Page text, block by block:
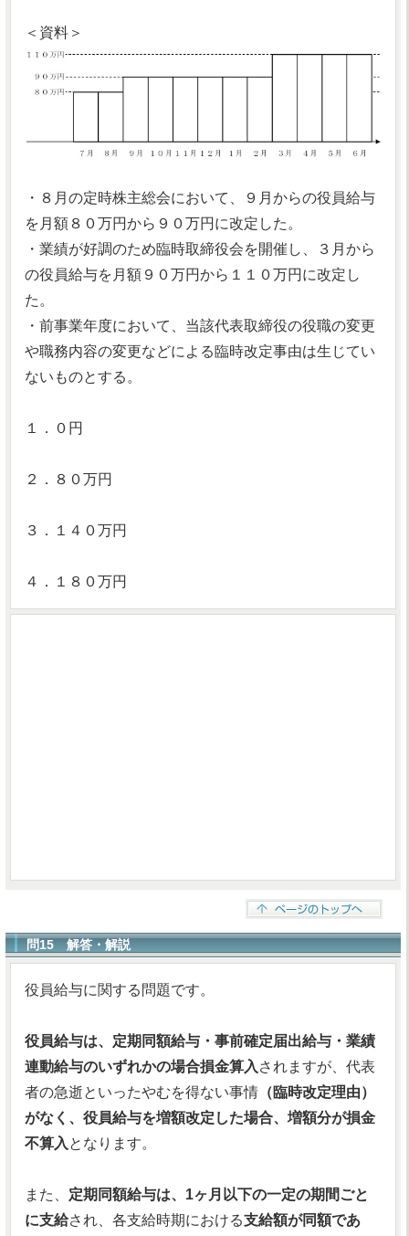
＜資料＞
・８月の定時株主総会において、９月からの役員給与
を月額８０万円から９０万円に改定した。
・業績が好調のため臨時取締役会を開催し、３月から
の役員給与を月額９０万円から１１０万円に改定し
た。
・前事業年度において、当該代表取締役の役職の変更
や職務内容の変更などによる臨時改定事由は生じてい
ないものとする。
１．０円
２．８０万円
３．１４０万円
４．１８０万円
問15 解答・解説
役員給与に関する問題です。
役員給与は、定期同額給与・事前確定届出給与・業績
連動給与のいずれかの場合損金算入 されますが、代表
者の急逝といったやむを得ない事情 （臨時改定理由）
がなく、役員給与を増額改定した場合、増額分が損金
不算入 となります。
また、 定期同額給与は、1ヶ月以下の一定の期間ごと
に支給され、各支給時期における支給額が同額であ